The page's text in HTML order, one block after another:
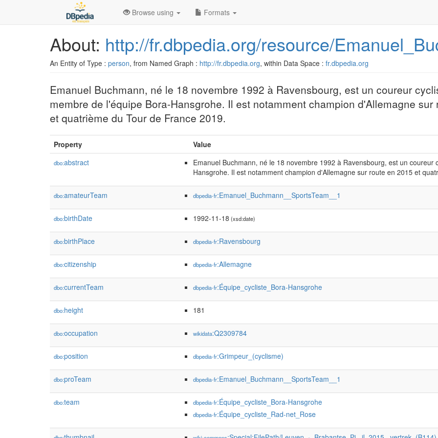
Browse using Formats
About: http://fr.dbpedia.org/resource/
An Entity of Type : person, from Named Graph : http://fr.dbpedia.org, within Data Space : fr.dbpedia.org
Emanuel Buchmann, né le 18 novembre 1992 à Ravensbourg, est un coureur
membre de l'équipe Bora-Hansgrohe. Il est notamment champion d'Allemagne sur
et quatrième du Tour de France 2019.
Property Value
dbo:abstract
Emanuel Buchmann, né le 18 novembre 1992 à Ravensbourg, est un
Hansgrohe. Il est notamment champion d'Allemagne sur route en 2015 et
dbo:amateurTeam dbpedia-fr:Emanuel_Buchmann__SportsTeam__1
dbo:birthDate 1992-11-18 (xsd:date)
dbo:birthPlace dbpedia-fr:Ravensbourg
dbo:citizenship dbpedia-fr:Allemagne
dbo:currentTeam dbpedia-fr:Équipe_cycliste_Bora-Hansgrohe
dbo:height 181
dbo:occupation wikidata:Q2309784
dbo:position dbpedia-fr:Grimpeur_(cyclisme)
dbo:proTeam dbpedia-fr:Emanuel_Buchmann__SportsTeam__1
dbo:team dbpedia-fr:Équipe_cycliste_Bora-Hansgrohe
dbpedia-fr:Équipe_cycliste_Rad-net_Rose